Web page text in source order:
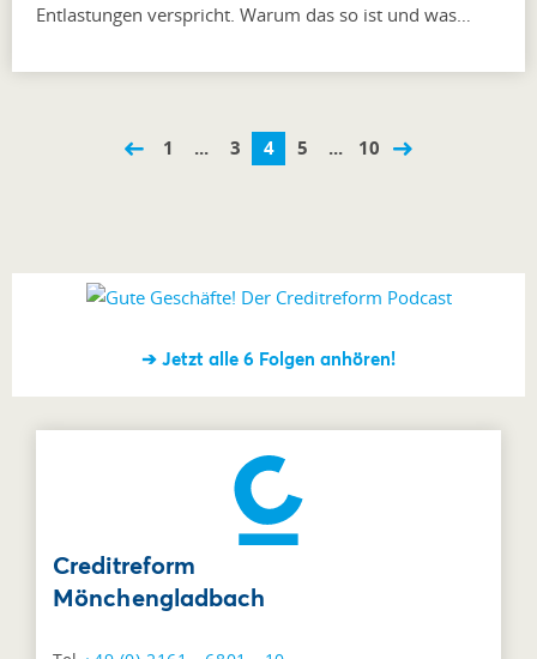
Entlastungen verspricht. Warum das so ist und was…
1 ... 3 4 5 ... 10
➔ Jetzt alle 6 Folgen anhören!
Creditreform
Mönchengladbach